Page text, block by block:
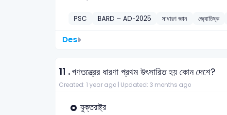
PSC BARD – AD-2025 সাধারণ জ্ঞান জ্যোতিষ্ক
Des
11 .গণতন্ত্রের ধারণা প্রথম উৎসারিত হয় কোন দেশে?
Created: 1 year ago | Updated: 3 months ago
যুক্তরাষ্ট্র